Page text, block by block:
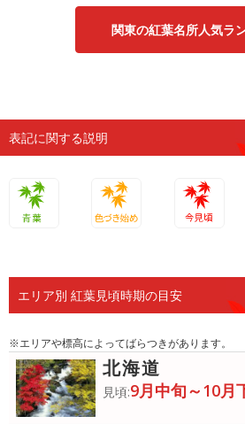
関東の紅葉名所人気ラ
表記に関する説明
エリア別 紅葉見頃時期の目安
※エリアや標高によってばらつきがあります。
北海道
見頃:9月中旬～10月